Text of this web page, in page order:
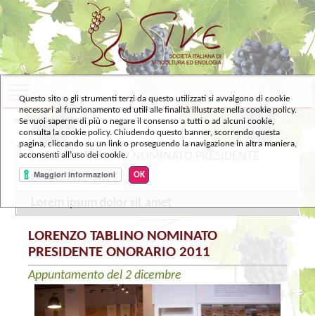
»Vita associativa
LORENZO TABLINO NOMINATO PRESIDENTE
ONORARIO 2011
LORENZO TABLINO NOMINATO
PRESIDENTE ONORARIO 2011
Appuntamento del 2 dicembre
Questo sito o gli strumenti terzi da questo utilizzati si avvalgono di cookie
necessari al funzionamento ed utili alle finalità illustrate nella cookie policy.
Se vuoi saperne di più o negare il consenso a tutti o ad alcuni cookie,
consulta la cookie policy. Chiudendo questo banner, scorrendo questa
pagina, cliccando su un link o proseguendo la navigazione in altra maniera,
acconsenti all’uso dei cookie.
OK